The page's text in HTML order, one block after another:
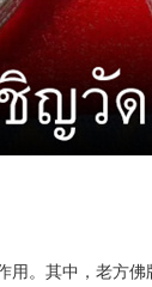
用。其中，老方